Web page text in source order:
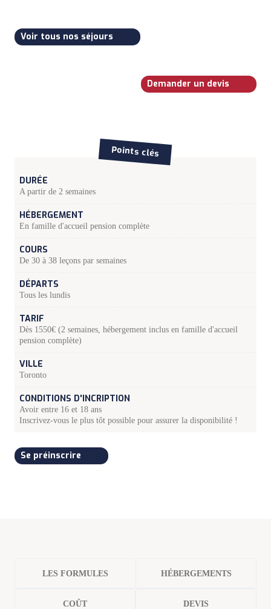
Voir tous nos séjours
Demander un devis
Points clés
DURÉE
A partir de 2 semaines
HÉBERGEMENT
En famille d'accueil pension complète
COURS
De 30 à 38 leçons par semaines
DÉPARTS
Tous les lundis
TARIF
Dès 1550€ (2 semaines, hébergement inclus en famille d'accueil
pension complète)
VILLE
Toronto
CONDITIONS D'INCRIPTION
Avoir entre 16 et 18 ans
Inscrivez-vous le plus tôt possible pour assurer la disponibilité !
Se préinscrire
LES FORMULES HÉBERGEMENTS
COÛT DEVIS